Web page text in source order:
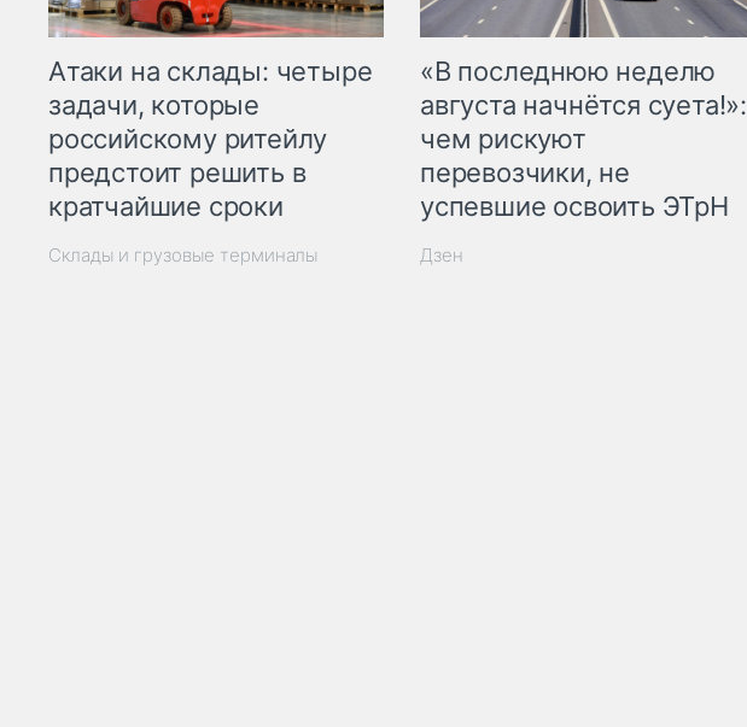
Атаки на склады: четыре
задачи, которые
российскому ритейлу
предстоит решить в
кратчайшие сроки
Склады и грузовые терминалы
«В последнюю неделю
августа начнётся суета!»:
чем рискуют
перевозчики, не
успевшие освоить ЭТрН
Дзен